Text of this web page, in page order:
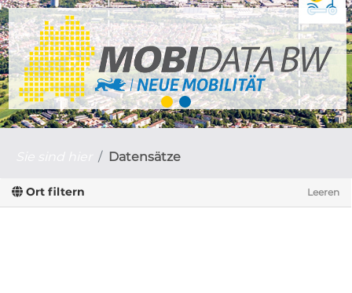
Datensätze
Ort filtern Leeren